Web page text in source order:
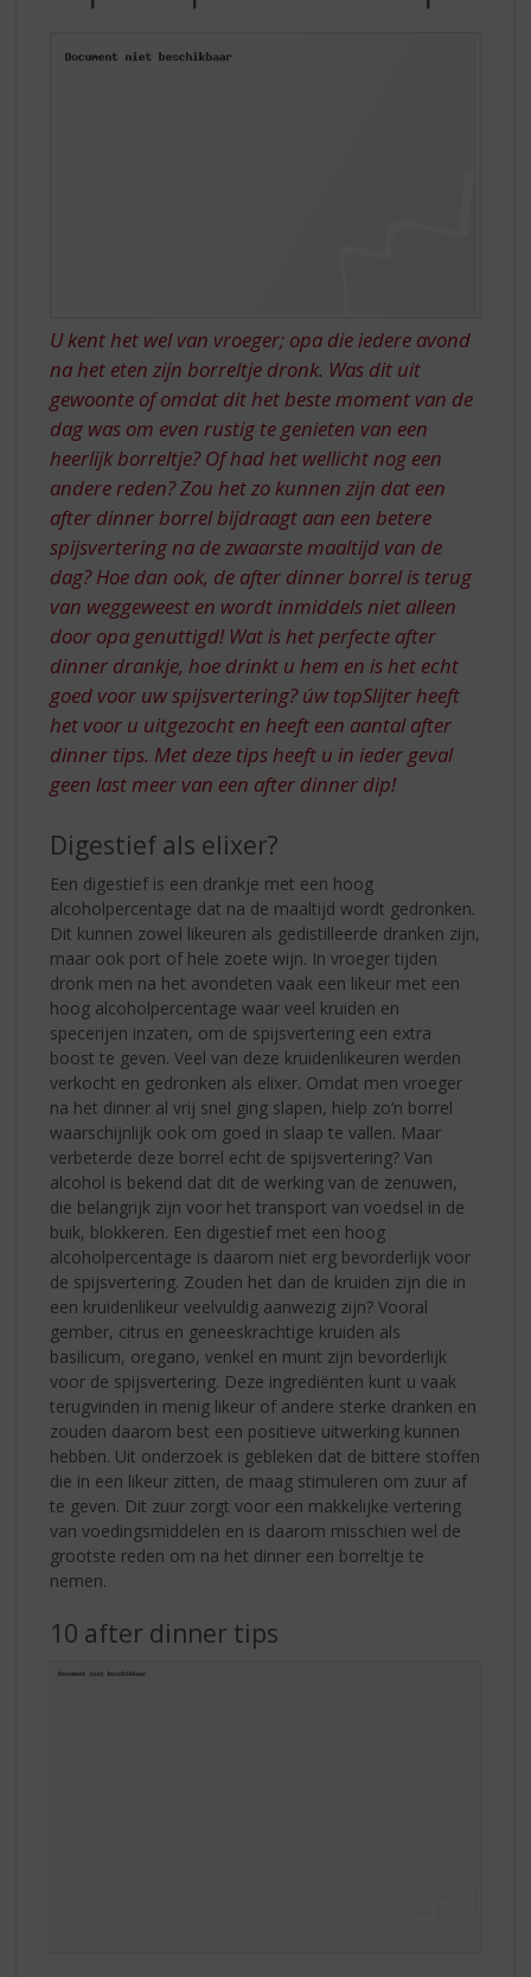
TIPS
IN
U kent het wel van vroeger; opa die iedere avond
na het eten zijn borreltje dronk. Was dit uit
gewoonte of omdat dit het beste moment van de
dag was om even rustig te genieten van een
heerlijk borreltje? Of had het wellicht nog een
andere reden? Zou het zo kunnen zijn dat een
after dinner borrel bijdraagt aan een betere
spijsvertering na de zwaarste maaltijd van de
dag? Hoe dan ook, de after dinner borrel is terug
van weggeweest en wordt inmiddels niet alleen
door opa genuttigd! Wat is het perfecte after
dinner drankje, hoe drinkt u hem en is het echt
goed voor uw spijsvertering? úw topSlijter heeft
het voor u uitgezocht en heeft een aantal after
dinner tips. Met deze tips heeft u in ieder geval
geen last meer van een after dinner dip!
Digestief als elixer?
Een digestief is een drankje met een hoog
alcoholpercentage dat na de maaltijd wordt gedronken.
Dit kunnen zowel likeuren als gedistilleerde dranken zijn,
maar ook port of hele zoete wijn. In vroeger tijden
dronk men na het avondeten vaak een likeur met een
hoog alcoholpercentage waar veel kruiden en
specerijen inzaten, om de spijsvertering een extra
boost te geven. Veel van deze kruidenlikeuren werden
verkocht en gedronken als elixer. Omdat men vroeger
na het dinner al vrij snel ging slapen, hielp zo’n borrel
waarschijnlijk ook om goed in slaap te vallen. Maar
verbeterde deze borrel echt de spijsvertering? Van
alcohol is bekend dat dit de werking van de zenuwen,
die belangrijk zijn voor het transport van voedsel in de
buik, blokkeren. Een digestief met een hoog
alcoholpercentage is daarom niet erg bevorderlijk voor
de spijsvertering. Zouden het dan de kruiden zijn die in
een kruidenlikeur veelvuldig aanwezig zijn? Vooral
gember, citrus en geneeskrachtige kruiden als
basilicum, oregano, venkel en munt zijn bevorderlijk
voor de spijsvertering. Deze ingrediënten kunt u vaak
terugvinden in menig likeur of andere sterke dranken en
zouden daarom best een positieve uitwerking kunnen
hebben. Uit onderzoek is gebleken dat de bittere stoffen
die in een likeur zitten, de maag stimuleren om zuur af
te geven. Dit zuur zorgt voor een makkelijke vertering
van voedingsmiddelen en is daarom misschien wel de
grootste reden om na het dinner een borreltje te
nemen.
10 after dinner tips